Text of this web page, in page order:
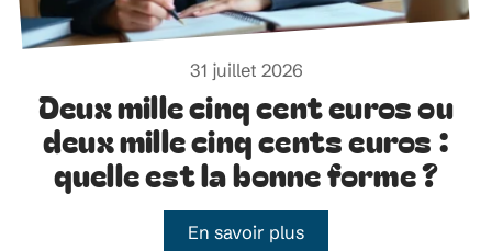
31 juillet 2026
Deux mille cinq cent euros ou
deux mille cinq cents euros :
quelle est la bonne forme ?
En savoir plus